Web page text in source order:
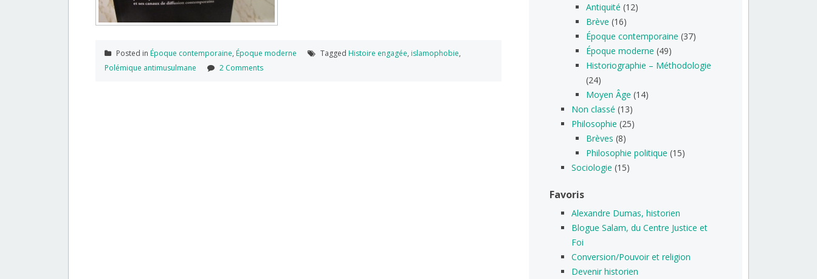
Posted in Époque contemporaine, Époque moderne Tagged Histoire engagée, islamophobie,
Polémique antimusulmane
2 Comments
Antiquité (12)
Brève (16)
Époque contemporaine (37)
Époque moderne (49)
Historiographie – Méthodologie
(24)
Moyen Âge (14)
Non classé (13)
Philosophie (25)
Brèves (8)
Philosophie politique (15)
Sociologie (15)
Favoris
Alexandre Dumas, historien
Blogue Salam, du Centre Justice et
Foi
Conversion/Pouvoir et religion
Devenir historien